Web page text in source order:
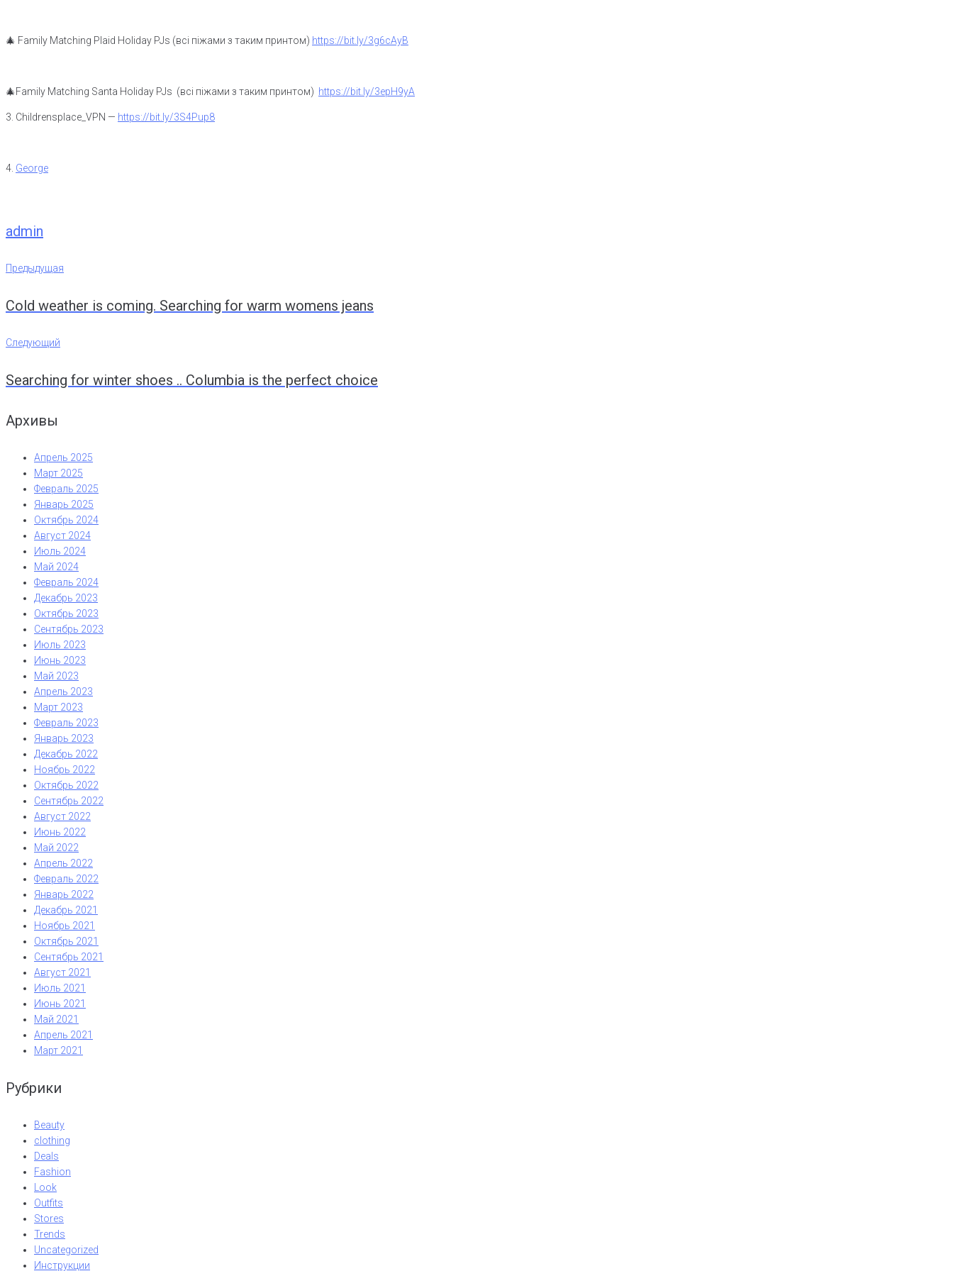
🎄 Family Matching Plaid Holiday PJs (всi пiжами з таким принтом) https://bit.ly/3g6cAyB
🎄Family Matching Santa Holiday PJs (всi пiжами з таким принтом) https://bit.ly/3epH9yA
3. Childrensplace_VPN — https://bit.ly/3S4Pup8
4. George
admin
Навигация
по
записям
Предыдущая
Предыдущая
Cold weather is coming. Searching for warm womens jeans
Следующий
Следующий
Searching for winter shoes .. Columbia is the perfect choice
Архивы
Апрель 2025
Март 2025
Февраль 2025
Январь 2025
Октябрь 2024
Август 2024
Июль 2024
Май 2024
Февраль 2024
Декабрь 2023
Октябрь 2023
Сентябрь 2023
Июль 2023
Июнь 2023
Май 2023
Апрель 2023
Март 2023
Февраль 2023
Январь 2023
Декабрь 2022
Ноябрь 2022
Октябрь 2022
Сентябрь 2022
Август 2022
Июнь 2022
Май 2022
Апрель 2022
Февраль 2022
Январь 2022
Декабрь 2021
Ноябрь 2021
Октябрь 2021
Сентябрь 2021
Август 2021
Июль 2021
Июнь 2021
Май 2021
Апрель 2021
Март 2021
Рубрики
Beauty
clothing
Deals
Fashion
Look
Outfits
Stores
Trends
Uncategorized
Инструкции